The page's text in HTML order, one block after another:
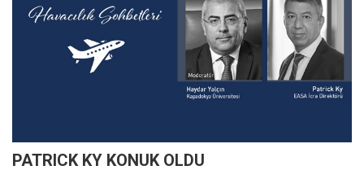
PATRICK KY KONUK OLDU